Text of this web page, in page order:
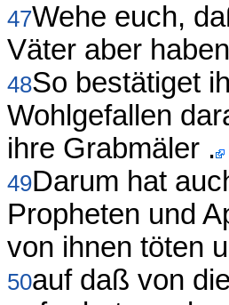
47Wehe euch,
Väter aber
48So bestätiget
Wohlgefallen
ihre Grabmäler .
49Darum hat
Propheten und
von ihnen töten
50auf daß von